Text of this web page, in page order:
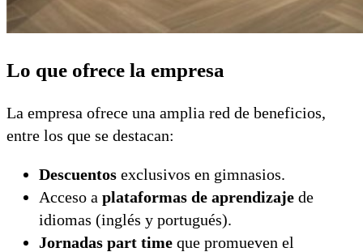
Lo que ofrece la empresa
La empresa ofrece una amplia red de beneficios,
entre los que se destacan:
Descuentos exclusivos en gimnasios.
Acceso a plataformas de aprendizaje de
idiomas (inglés y portugués).
Jornadas part time que promueven el